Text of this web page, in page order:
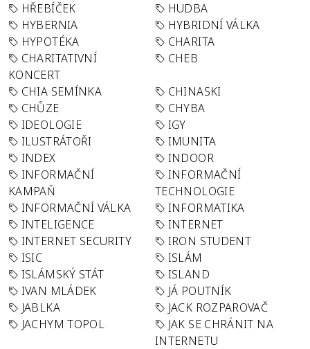
HŘEBÍČEK
HUDBA
HYBERNIA
HYBRIDNÍ VÁLKA
HYPOTÉKA
CHARITA
CHARITATIVNÍ
KONCERT
CHEB
CHIA SEMÍNKA
CHINASKI
CHŮZE
CHYBA
IDEOLOGIE
IGY
ILUSTRÁTOŘI
IMUNITA
INDEX
INDOOR
INFORMAČNÍ
KAMPAŇ
INFORMAČNÍ
TECHNOLOGIE
INFORMAČNÍ VÁLKA
INFORMATIKA
INTELIGENCE
INTERNET
INTERNET SECURITY
IRON STUDENT
ISIC
ISLÁM
ISLÁMSKÝ STÁT
ISLAND
IVAN MLÁDEK
JÁ POUTNÍK
JABLKA
JACK ROZPAROVAČ
JACHYM TOPOL
JAK SE CHRÁNIT NA
INTERNETU